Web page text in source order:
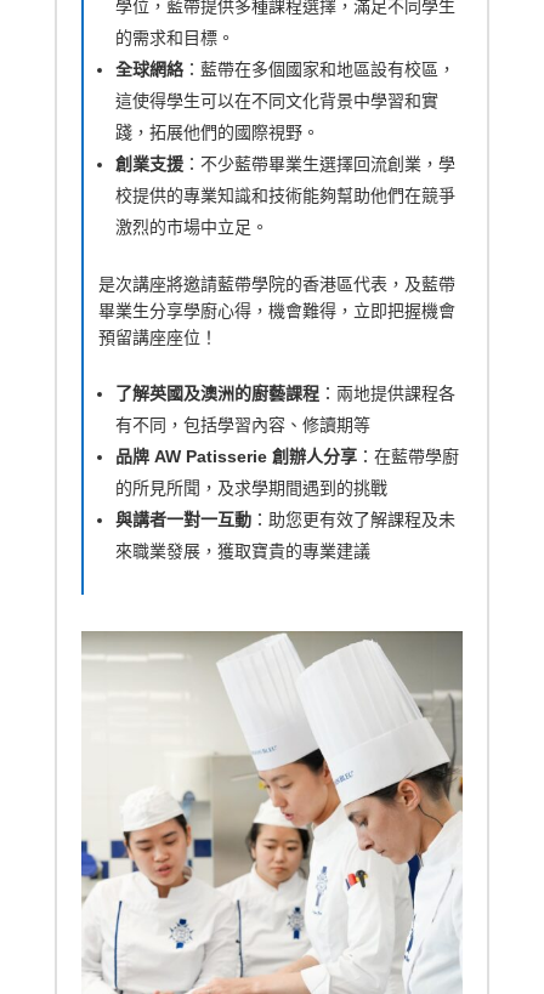
學位，藍帶提供多種課程選擇，滿足不同學生
的需求和目標。
全球網絡：藍帶在多個國家和地區設有校區，
這使得學生可以在不同文化背景中學習和實
踐，拓展他們的國際視野。
創業支援：不少藍帶畢業生選擇回流創業，學
校提供的專業知識和技術能夠幫助他們在競爭
激烈的市場中立足。
是次講座將邀請藍帶學院的香港區代表，及藍帶
畢業生分享學廚心得，機會難得，立即把握機會
預留講座座位！
了解英國及澳洲的廚藝課程：兩地提供課程各
有不同，包括學習內容、修讀期等
品牌 AW Patisserie 創辦人分享：在藍帶學廚
的所見所聞，及求學期間遇到的挑戰
與講者一對一互動：助您更有效了解課程及未
來職業發展，獲取寶貴的專業建議